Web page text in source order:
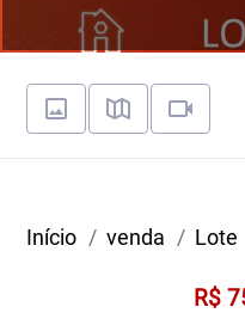
Início venda Lote
R$